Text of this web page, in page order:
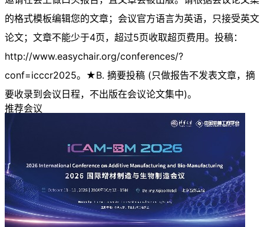
的格式模板编辑您的文章；会议官方语言为英语，只接受英文
论文；文章不能少于4页，超过5页收取超页费用。投稿：
http://www.easychair.org/conferences/?
conf=icccr2025。★B. 摘要投稿 (只做报告不发表文章，摘
要收录到会议日程，不出版在会议论文集中)。
推荐会议